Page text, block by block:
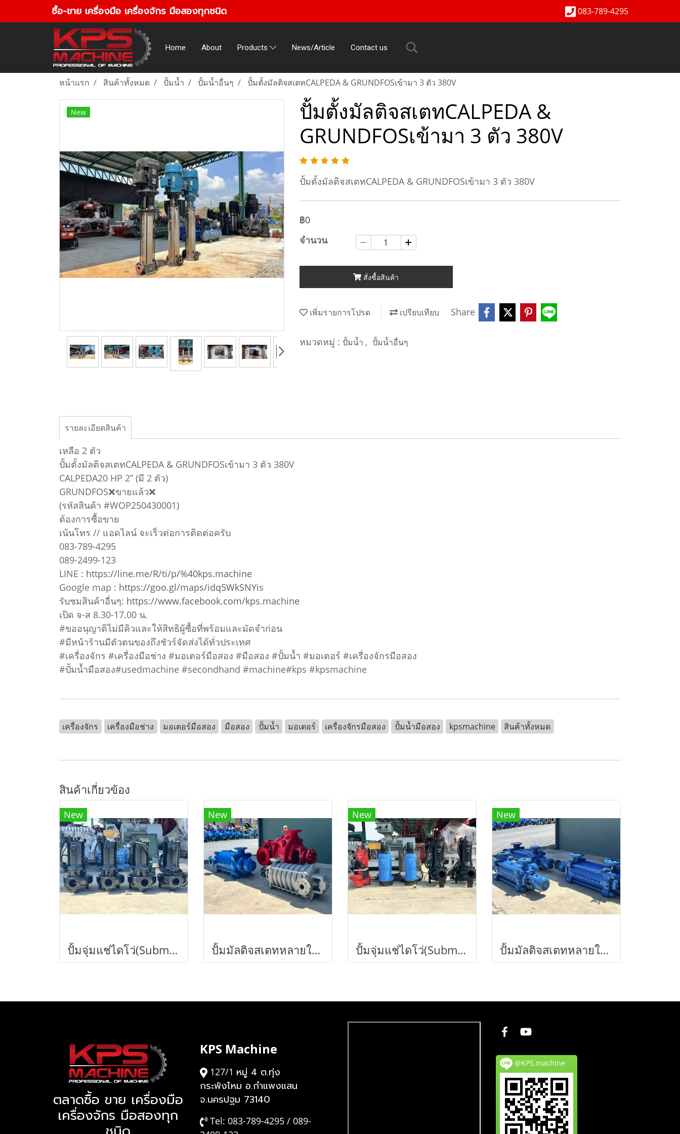
ซื้อ-ขาย เครื่องมือ เครื่องจักร มือสองทุกชนิด 083-789-4295
Home About Products News/Article Contact us
หน้าแรก สินค้าทั้งหมด ปั้มน้ำ ปั้มน้ำอื่นๆ ปั้มตั้งมัลติจสเตทCALPEDA & GRUNDFOSเข้ามา 3 ตัว 380V
New
ปั้มตั้งมัลติจสเตทCALPEDA &
GRUNDFOSเข้ามา 3 ตัว 380V
ปั้มตั้งมัลติจสเตทCALPEDA & GRUNDFOSเข้ามา 3 ตัว 380V
฿0
จำนวน
สั่งซื้อสินค้า
เพิ่มรายการโปรด เปรียบเทียบ Share
หมวดหมู่ : ปั้มน้ำ , ปั้มน้ำอื่นๆ
รายละเอียดสินค้า
เหลือ 2 ตัว
ปั้มตั้งมัลติจสเตทCALPEDA & GRUNDFOSเข้ามา 3 ตัว 380V
CALPEDA20 HP 2” (มี 2 ตัว)
GRUNDFOS❌ขายแล้ว❌
(รหัสสินค้า #WOP250430001)
ต้องการซื้อขาย
เน้นโทร // แอดไลน์ จะเร็วต่อการติดต่อครับ
083-789-4295
089-2499-123
LINE : https://line.me/R/ti/p/%40kps.machine
Google map : https://goo.gl/maps/idq5WkSNYis
รับชมสินค้าอื่นๆ: https://www.facebook.com/kps.machine
เปิด จ-ส 8.30-17.00 น.
#ขออนุญาติไม่มีคิวและให้สิทธิผู้ซื้อที่พร้อมและมัดจำก่อน
#มีหน้าร้านมีตัวตนของถึงชัวร์จัดส่งได้ทั่วประเทศ
#เครื่องจักร #เครื่องมือช่าง #มอเตอร์มือสอง #มือสอง #ปั้มน้ำ #มอเตอร์ #เครื่องจักรมือสอง
#ปั้มน้ำมือสอง#usedmachine #secondhand #machine#kps #kpsmachine
เครื่องจักร เครื่องมือช่าง มอเตอร์มือสอง มือสอง ปั้มน้ำ มอเตอร์ เครื่องจักรมือสอง ปั้มน้ำมือสอง kpsmachine สินค้าทั้งหมด
สินค้าเกี่ยวข้อง
New
ปั้มจุ่มแช่ไดโว่(Submersible) ShinMaywa Japanขนาด 5 HP / 3”380V เข้ามา 4 ตัว
New
ปั้มมัลติจสเตทหลายใบพัด เข้ามา 3 ตัว
New
ปั้มจุ่มแช่ไดโว่(Submersible) TERAL & TSURUMI & EBARA ขนาด 7.5 HP 380V เข้ามา 5 ตัว
New
ปั้มมัลติจสเตทหลายใบพัด SULZER WEISE GERMANY งานยุโรปสเตนเลสเกรดพรีเมี่ยม / 4”~ 2” / H : 639 m / Q : 40.3 m3/h ใช้กับมอเตอร์ขนาด 150 ~ 180 HP เข้ามา 3 ตัว
ตลาดซื้อ ขาย เครื่องมือ
เครื่องจักร มือสองทุก
KPS Machine
127/1 หมู่ 4 ต.ทุ่ง
กระพังโหม อ.กำแพงแสน
จ.นครปฐม 73140
Tel: 083-789-4295 / 089-
@KPS.machine